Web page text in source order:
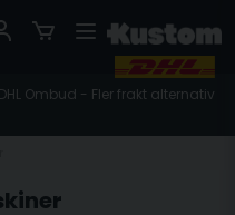
Ombud - Fler frakt alternativ